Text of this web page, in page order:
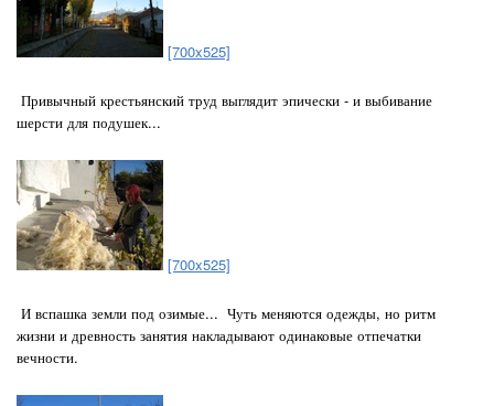
[700x525]
Привычный крестьянский труд выглядит эпически - и выбивание
шерсти для подушек...
[700x525]
И вспашка земли под озимые... Чуть меняются одежды, но ритм
жизни и древность занятия накладывают одинаковые отпечатки
вечности.